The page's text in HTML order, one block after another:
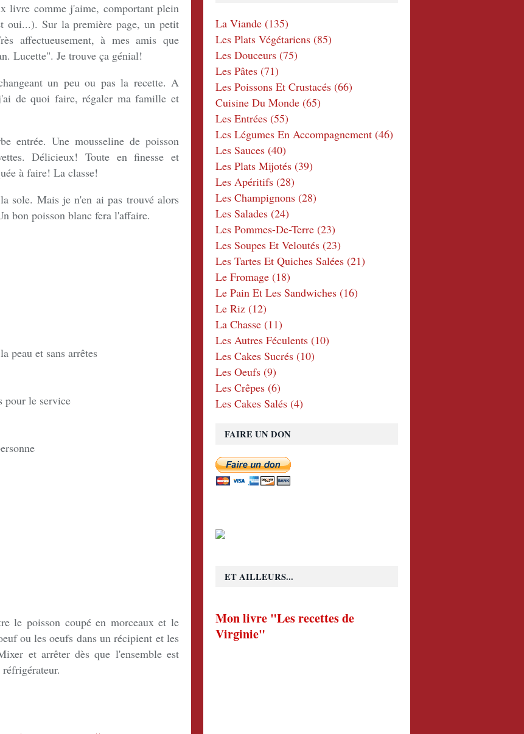
livre comme j'aime, comportant plein
oui...). Sur la première page, un petit
affectueusement, à mes amis que
Lucette". Je trouve ça génial!
un peu ou pas la recette. A
de quoi faire, régaler ma famille et
entrée. Une mousseline de poisson
Délicieux! Toute en finesse et
à faire! La classe!
sole. Mais je n'en ai pas trouvé alors
bon poisson blanc fera l'affaire.
peau et sans arrêtes
pour le service
le poisson coupé en morceaux et le
ou les oeufs dans un récipient et les
et arrêter dès que l'ensemble est
La Viande (135)
Les Plats Végétariens (85)
Les Douceurs (75)
Les Pâtes (71)
Les Poissons Et Crustacés (66)
Cuisine Du Monde (65)
Les Entrées (55)
Les Légumes En Accompagnement (46)
Les Sauces (40)
Les Plats Mijotés (39)
Les Apéritifs (28)
Les Champignons (28)
Les Salades (24)
Les Pommes-De-Terre (23)
Les Soupes Et Veloutés (23)
Les Tartes Et Quiches Salées (21)
Le Fromage (18)
Le Pain Et Les Sandwiches (16)
Le Riz (12)
La Chasse (11)
Les Autres Féculents (10)
Les Cakes Sucrés (10)
Les Oeufs (9)
Les Crêpes (6)
Les Cakes Salés (4)
FAIRE UN DON
ET AILLEURS...
Mon livre "Les recettes de
Virginie"